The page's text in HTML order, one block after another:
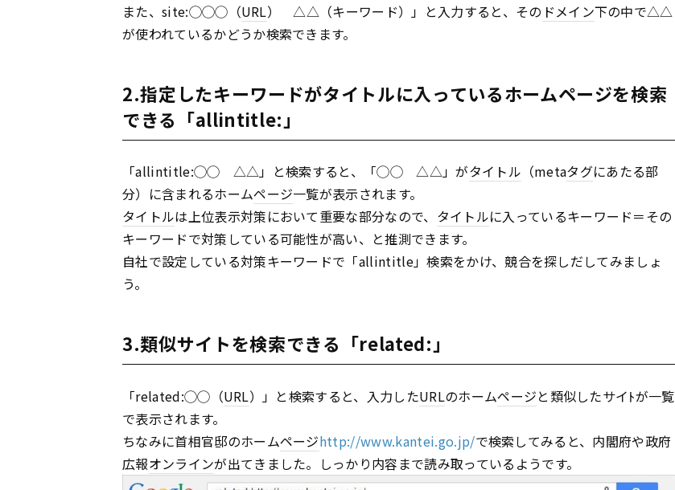
また、site:◯◯◯（URL） △△（キーワード）」と入力すると、その ドメイン下の中で△△
が使われているかどうか検索できます。
2.指定したキーワードがタイトルに入っているホームページを検索
できる「allintitle:」
「allintitle:◯◯ △△」と検索すると、「◯◯ △△」がタイトル （metaタグにあたる部
分）に含まれるホームページ一覧が表示されます。
タイトルは上位表示対策において重要な部分なので、 タイトルに入っているキーワード＝その
キーワードで対策している可能性が高い、と推測できます。
自社で設定している対策キーワードで「allintitle」検索をかけ、競合を探しだしてみましょ
う。
3.類似サイトを検索できる「related:」
「related:◯◯（URL）」と検索すると、入力したURLのホームページと類似したサイﾄが一覧
で表示されます。
ちなみに首相官邸のホームページhttp://www.kantei.go.jp/で検索してみると、内閣府や政府
広報オンラインが出てきました。しっかり内容まで読み取っているようです。